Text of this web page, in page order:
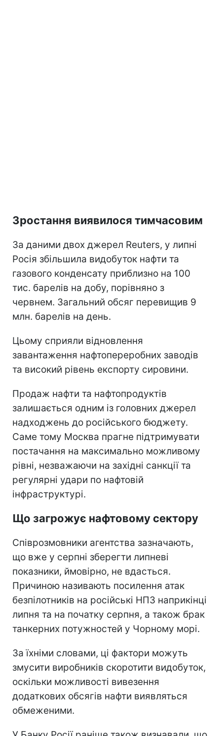
Зростання виявилося тимчасовим
За даними двох джерел Reuters, у липні
Росія збільшила видобуток нафти та
газового конденсату приблизно на 100
тис. барелів на добу, порівняно з
червнем. Загальний обсяг перевищив 9
млн. барелів на день.
Цьому сприяли відновлення
завантаження нафтопереробних заводів
та високий рівень експорту сировини.
Продаж нафти та нафтопродуктів
залишається одним із головних джерел
надходжень до російського бюджету.
Саме тому Москва прагне підтримувати
постачання на максимально можливому
рівні, незважаючи на західні санкції та
регулярні удари по нафтовій
інфраструктурі.
Що загрожує нафтовому сектору
Співрозмовники агентства зазначають,
що вже у серпні зберегти липневі
показники, ймовірно, не вдасться.
Причиною називають посилення атак
безпілотників на російські НПЗ наприкінці
липня та на початку серпня, а також брак
танкерних потужностей у Чорному морі.
За їхніми словами, ці фактори можуть
змусити виробників скоротити видобуток,
оскільки можливості вивезення
додаткових обсягів нафти виявляться
обмеженими.